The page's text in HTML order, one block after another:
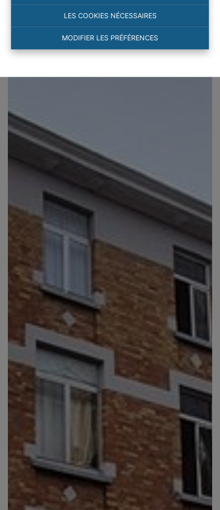
LES COOKIES NÉCESSAIRES
MODIFIER LES PRÉFÉRENCES